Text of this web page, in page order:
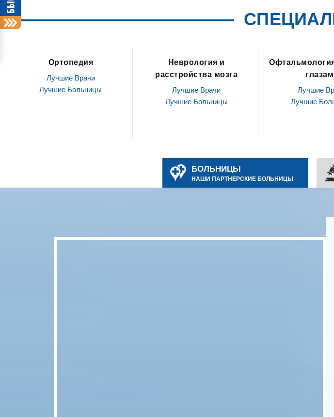
Неврология и
расстройства мозга
Лучшие Врачи
Офтальмология / Уход за
глазами
Лучшие Врачи
Лучшие Больницы
Лучшие
Лучшие
БОЛЬНИЦЫ
НАШИ ПАРТНЕРСКИЕ БОЛЬНИЦЫ